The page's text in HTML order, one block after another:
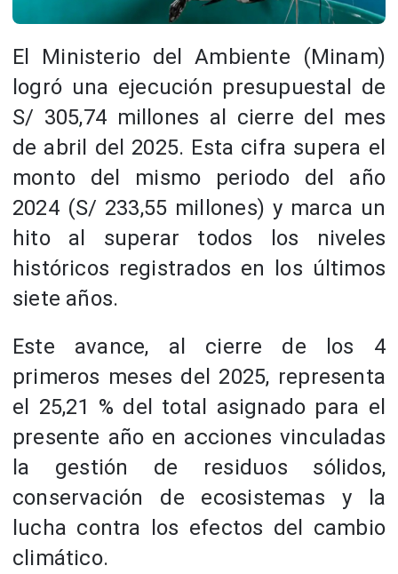
El Ministerio del Ambiente (Minam)
logró una ejecución presupuestal de
S/ 305,74 millones al cierre del mes
de abril del 2025. Esta cifra supera el
monto del mismo periodo del año
2024 (S/ 233,55 millones) y marca un
hito al superar todos los niveles
históricos registrados en los últimos
siete años.
Este avance, al cierre de los 4
primeros meses del 2025, representa
el 25,21 % del total asignado para el
presente año en acciones vinculadas
la gestión de residuos sólidos,
conservación de ecosistemas y la
lucha contra los efectos del cambio
climático.